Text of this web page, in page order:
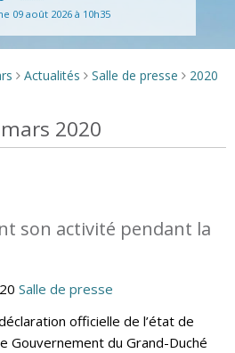
09 août 2026 à 10h35
> Actualités > Salle de presse > 2020
2020
son activité pendant la
Salle de presse
officielle de l’état de
Gouvernement du Grand-Duché